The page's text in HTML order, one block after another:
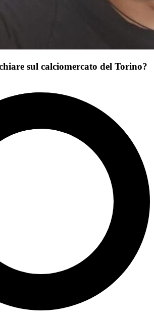
sul calciomercato del Torino?